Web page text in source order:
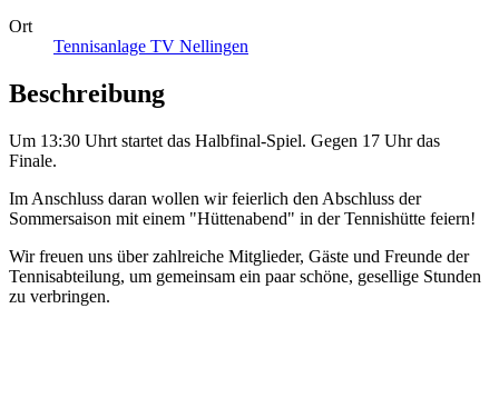
Ort
Tennisanlage TV Nellingen
Beschreibung
Um 13:30 Uhrt startet das Halbfinal-Spiel. Gegen 17 Uhr das
Finale.
Im Anschluss daran wollen wir feierlich den Abschluss der
Sommersaison mit einem "Hüttenabend" in der Tennishütte feiern!
Wir freuen uns über zahlreiche Mitglieder, Gäste und Freunde der
Tennisabteilung, um gemeinsam ein paar schöne, gesellige Stunden
zu verbringen.